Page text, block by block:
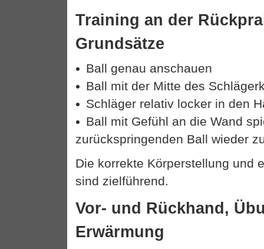
Training an der
Grundsätze
Ball genau anschauen
Ball mit der Mitte des
Schläger relativ locker in den
Ball mit Gefühl an die Wand
zurückspringenden Ball wieder
Die korrekte Körperstellung und
sind zielführend.
Vor- und Rückhand,
Erwärmung